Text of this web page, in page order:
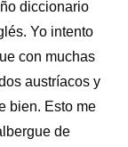
diccionario
Yo intento
con muchas
austríacos y
bien. Esto me
de